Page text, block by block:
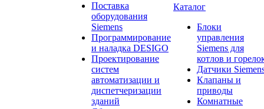
Поставка
оборудования
Siemens
Программирование
и наладка DESIGO
Проектирование
систем
автоматизации и
диспетчеризации
зданий
Каталог
Блоки
управления
Siemens для
котлов и
Датчики
Клапаны и
приводы
Комнатные